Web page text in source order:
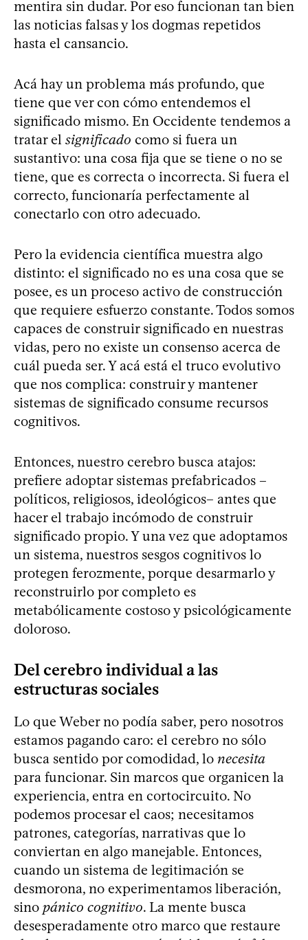
mentira sin dudar. Por eso funcionan tan bien
las noticias falsas y los dogmas repetidos
hasta el cansancio.
Acá hay un problema más profundo, que
tiene que ver con cómo entendemos el
significado mismo. En Occidente tendemos a
tratar el significado como si fuera un
sustantivo: una cosa fija que se tiene o no se
tiene, que es correcta o incorrecta. Si fuera el
correcto, funcionaría perfectamente al
conectarlo con otro adecuado.
Pero la evidencia científica muestra algo
distinto: el significado no es una cosa que se
posee, es un proceso activo de construcción
que requiere esfuerzo constante. Todos somos
capaces de construir significado en nuestras
vidas, pero no existe un consenso acerca de
cuál pueda ser. Y acá está el truco evolutivo
que nos complica: construir y mantener
sistemas de significado consume recursos
cognitivos.
Entonces, nuestro cerebro busca atajos:
prefiere adoptar sistemas prefabricados –
políticos, religiosos, ideológicos– antes que
hacer el trabajo incómodo de construir
significado propio. Y una vez que adoptamos
un sistema, nuestros sesgos cognitivos lo
protegen ferozmente, porque desarmarlo y
reconstruirlo por completo es
metabólicamente costoso y psicológicamente
doloroso.
Del cerebro individual a las
estructuras sociales
Lo que Weber no podía saber, pero nosotros
estamos pagando caro: el cerebro no sólo
busca sentido por comodidad, lo necesita
para funcionar. Sin marcos que organicen la
experiencia, entra en cortocircuito. No
podemos procesar el caos; necesitamos
patrones, categorías, narrativas que lo
conviertan en algo manejable. Entonces,
cuando un sistema de legitimación se
desmorona, no experimentamos liberación,
sino pánico cognitivo. La mente busca
desesperadamente otro marco que restaure